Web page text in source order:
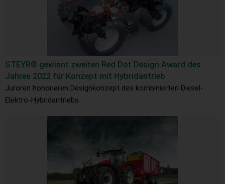
STEYR® gewinnt zweiten Red Dot Design Award des
Jahres 2022 für Konzept mit Hybridantrieb
Juroren honorieren Designkonzept des kombinierten Diesel-
Elektro-Hybridantriebs